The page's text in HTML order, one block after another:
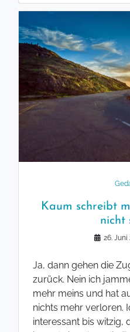
Kaum schreibt
nicht
26. Juni
Ja, dann gehen die
zurück. Nein ich
mehr meins und hat
nichts mehr verloren.
interessant bis witzig,